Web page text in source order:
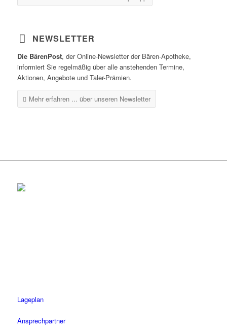
NEWSLETTER
Die BärenPost, der Online-Newsletter der Bären-Apotheke,
informiert Sie regelmäßig über alle anstehenden Termine,
Aktionen, Angebote und Taler-Prämien.
Mehr erfahren ... über unseren Newsletter
Lageplan
Ansprechpartner